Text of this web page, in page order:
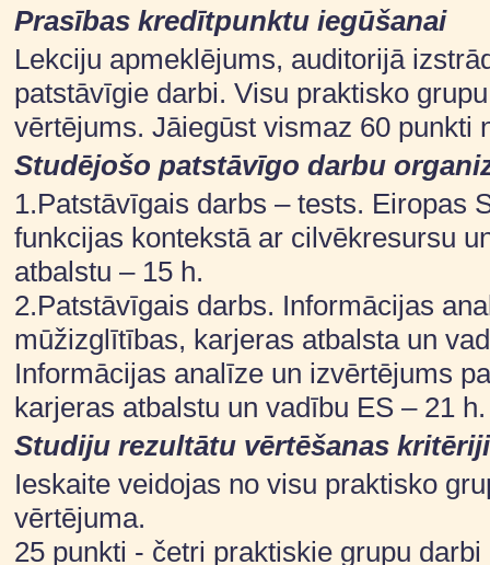
Prasības kredītpunktu iegūšanai
Lekciju apmeklējums, auditorijā
patstāvīgie darbi. Visu praktisko
vērtējums. Jāiegūst vismaz 60 punkti
Studējošo patstāvīgo darbu
1.Patstāvīgais darbs – tests. Eiropas
funkcijas kontekstā ar cilvēkresursu
atbalstu – 15 h.
2.Patstāvīgais darbs. Informācijas
mūžizglītības, karjeras atbalsta un
Informācijas analīze un izvērtējums
karjeras atbalstu un vadību ES – 21 h.
Studiju rezultātu vērtēšanas kritēriji
Ieskaite veidojas no visu praktisko
vērtējuma.
25 punkti - četri praktiskie grupu